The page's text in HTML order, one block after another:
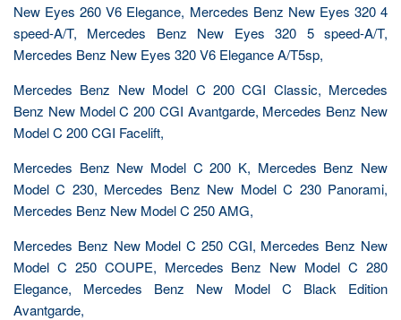
New Eyes 260 V6 Elegance, Mercedes Benz New Eyes 320 4
speed-A/T, Mercedes Benz New Eyes 320 5 speed-A/T,
Mercedes Benz New Eyes 320 V6 Elegance A/T5sp,
Mercedes Benz New Model C 200 CGI Classic, Mercedes
Benz New Model C 200 CGI Avantgarde, Mercedes Benz New
Model C 200 CGI Facelift,
Mercedes Benz New Model C 200 K, Mercedes Benz New
Model C 230, Mercedes Benz New Model C 230 Panorami,
Mercedes Benz New Model C 250 AMG,
Mercedes Benz New Model C 250 CGI, Mercedes Benz New
Model C 250 COUPE, Mercedes Benz New Model C 280
Elegance, Mercedes Benz New Model C Black Edition
Avantgarde,